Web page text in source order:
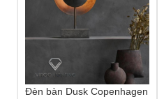
Đèn bàn Dusk Copenhagen